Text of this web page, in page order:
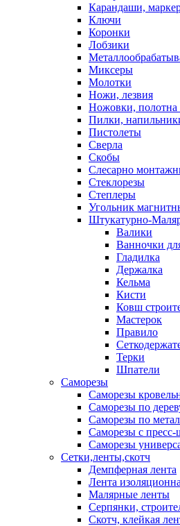
Карандаши,
Ключи
Коронки
Лобзики
Миксеры
Молотки
Ножи, лезвия
Ножовки,
Пилки,
Пистолеты
Сверла
Скобы
Слесарно
Стеклорезы
Степлеры
Угольник
Штукатурно-
Валики
Ванночки
Гладилка
Держалка
Кельма
Кисти
Ковш
Мастерок
Правило
Терки
Шпатели
Саморезы
Саморезы
Саморезы по
Саморезы по
Саморезы с
Саморезы
Сетки,ленты,скотч
Демпферная лента
Лента
Малярные ленты
Серпянки,
Скотч, клейкая